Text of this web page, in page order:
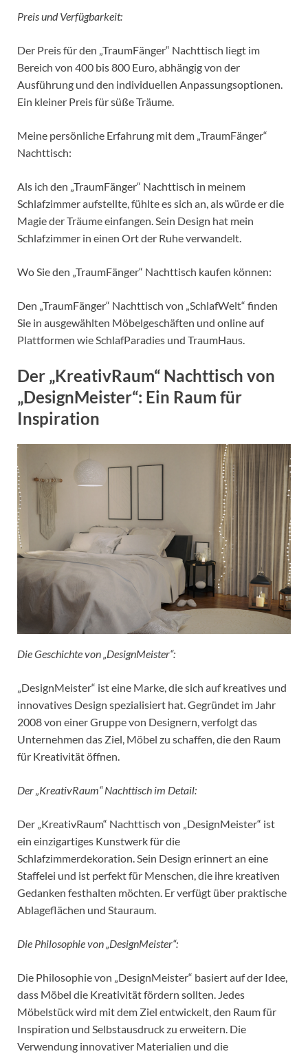
Preis und Verfügbarkeit:
Der Preis für den „TraumFänger“ Nachttisch liegt im
Bereich von 400 bis 800 Euro, abhängig von der
Ausführung und den individuellen Anpassungsoptionen.
Ein kleiner Preis für süße Träume.
Meine persönliche Erfahrung mit dem „TraumFänger“
Nachttisch:
Als ich den „TraumFänger“ Nachttisch in meinem
Schlafzimmer aufstellte, fühlte es sich an, als würde er die
Magie der Träume einfangen. Sein Design hat mein
Schlafzimmer in einen Ort der Ruhe verwandelt.
Wo Sie den „TraumFänger“ Nachttisch kaufen können:
Den „TraumFänger“ Nachttisch von „SchlafWelt“ finden
Sie in ausgewählten Möbelgeschäften und online auf
Plattformen wie SchlafParadies und TraumHaus.
Der „KreativRaum“ Nachttisch von
„DesignMeister“: Ein Raum für
Inspiration
Die Geschichte von „DesignMeister“:
„DesignMeister“ ist eine Marke, die sich auf kreatives und
innovatives Design spezialisiert hat. Gegründet im Jahr
2008 von einer Gruppe von Designern, verfolgt das
Unternehmen das Ziel, Möbel zu schaffen, die den Raum
für Kreativität öffnen.
Der „KreativRaum“ Nachttisch im Detail:
Der „KreativRaum“ Nachttisch von „DesignMeister“ ist
ein einzigartiges Kunstwerk für die
Schlafzimmerdekoration. Sein Design erinnert an eine
Staffelei und ist perfekt für Menschen, die ihre kreativen
Gedanken festhalten möchten. Er verfügt über praktische
Ablageflächen und Stauraum.
Die Philosophie von „DesignMeister“:
Die Philosophie von „DesignMeister“ basiert auf der Idee,
dass Möbel die Kreativität fördern sollten. Jedes
Möbelstück wird mit dem Ziel entwickelt, den Raum für
Inspiration und Selbstausdruck zu erweitern. Die
Verwendung innovativer Materialien und die